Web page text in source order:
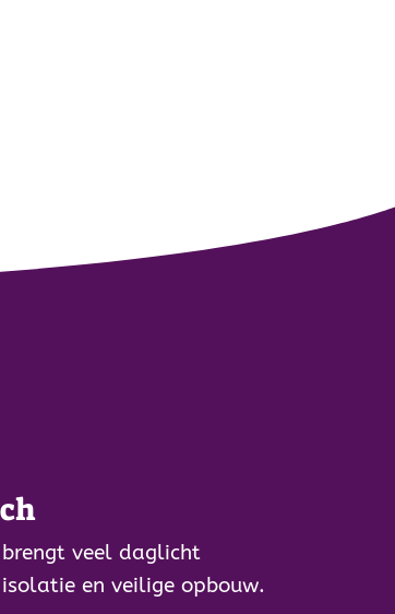
brengt veel daglicht
en veilige opbouw.